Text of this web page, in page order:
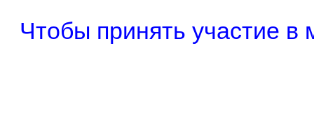
Чтобы принять участие